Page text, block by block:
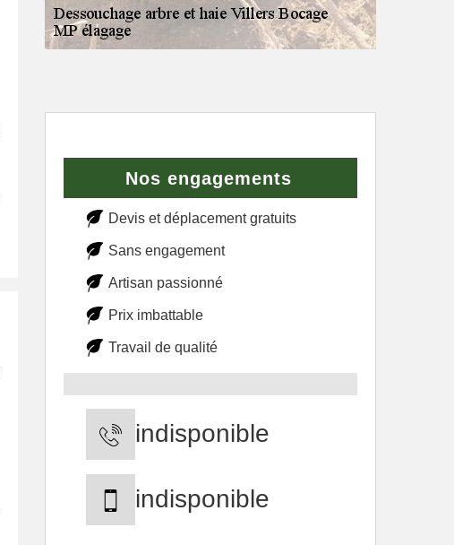
Nos engagements
Devis et déplacement gratuits
Sans engagement
Artisan passionné
Prix imbattable
Travail de qualité
indisponible
indisponible